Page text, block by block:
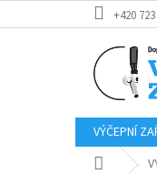
na
+420
VÝČEPNÍ
Domů